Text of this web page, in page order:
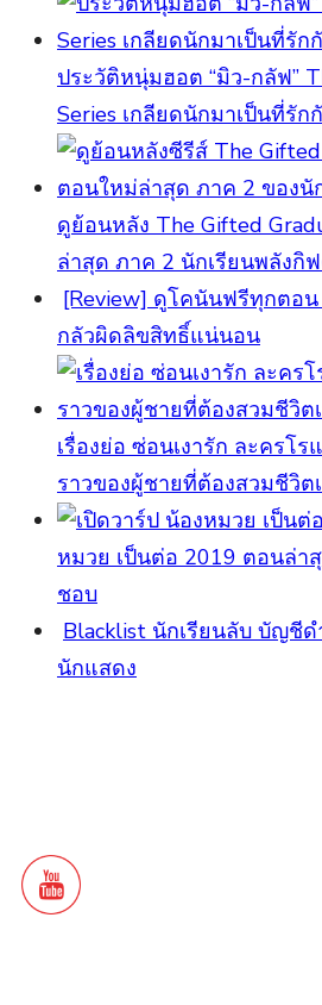
ประวัติหนุ่มฮอต “มิว-กลัฟ”
Series เกลียดนักมาเป็นที่รัก
ดูย้อนหลัง The Gifted
ล่าสุด ภาค 2 นักเรียนพลังกิ
[Review] ดูโคนันฟรีทุกตอ
กลัวผิดลิขสิทธิ์แน่นอน
เรื่องย่อ ซ่อนเงารัก ละครโ
ราวของผู้ชายที่ต้องสวมชีวิต
หมวย เป็นต่อ 2019 ตอนล่า
ชอบ
Blacklist นักเรียนลับ บัญชีด
นักแสดง